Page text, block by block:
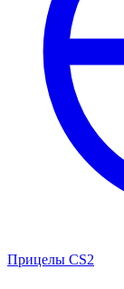
Прицелы CS2